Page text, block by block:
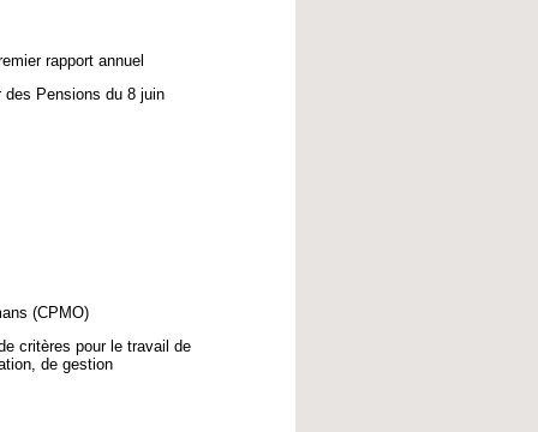
rapport annuel
Pensions du 8 juin
(CPMO)
critères pour le travail de
de gestion